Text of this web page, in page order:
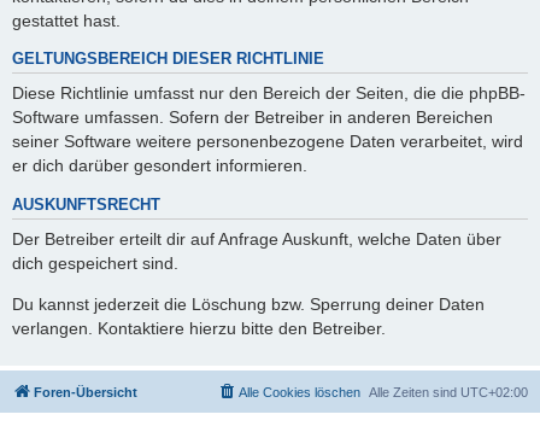
gestattet hast.
GELTUNGSBEREICH DIESER RICHTLINIE
Diese Richtlinie umfasst nur den Bereich der Seiten, die die phpBB-
Software umfassen. Sofern der Betreiber in anderen Bereichen
seiner Software weitere personenbezogene Daten verarbeitet, wird
er dich darüber gesondert informieren.
AUSKUNFTSRECHT
Der Betreiber erteilt dir auf Anfrage Auskunft, welche Daten über
dich gespeichert sind.
Du kannst jederzeit die Löschung bzw. Sperrung deiner Daten
verlangen. Kontaktiere hierzu bitte den Betreiber.
Foren-Übersicht Alle Zeiten sind UTC+02:00
Alle Cookies löschen